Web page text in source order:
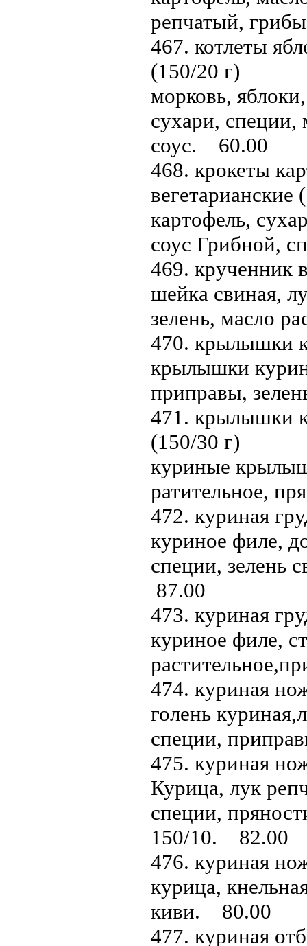
репчатый,
467. котлеты
(150/20 г)
морковь,
сухари, специи,
соус. 60.00
468. крокеты
вегетарианские
картофель,
соус Грибной,
469. крученник
шейка свиная,
зелень, масло
470. крылышки
крылышки
приправы,
471. крылышки
(150/30 г)
куриные
ратительное,
472. куриная
куриное филе,
специи, зелень
87.00
473. куриная
куриное филе,
474. куриная
голень
специи,
475. куриная
Курица, лук
специи,
150/10. 82.00
476. куриная
курица,
киви. 80.00
477. куриная